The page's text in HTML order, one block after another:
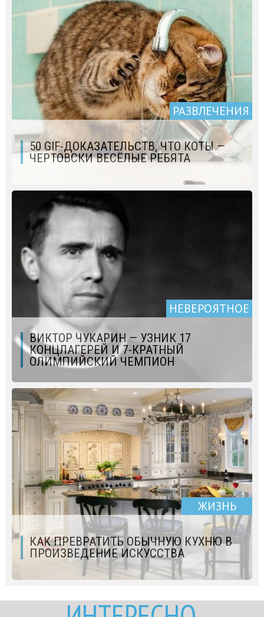
РАЗВЛЕЧЕНИЯ
50 GIF-ДОКАЗАТЕЛЬСТВ, ЧТО КОТЫ —
ЧЕРТОВСКИ ВЕСЁЛЫЕ РЕБЯТА
НЕВЕРОЯТНОЕ
ВИКТОР ЧУКАРИН — УЗНИК 17
КОНЦЛАГЕРЕЙ И 7-КРАТНЫЙ
ОЛИМПИЙСКИЙ ЧЕМПИОН
ЖИЗНЬ
КАК ПРЕВРАТИТЬ ОБЫЧНУЮ КУХНЮ В
ПРОИЗВЕДЕНИЕ ИСКУССТВА